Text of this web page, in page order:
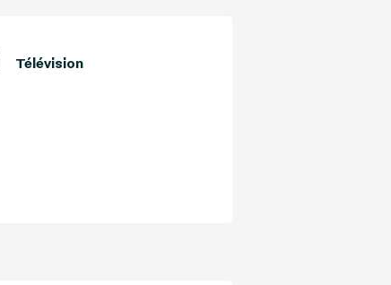
Télévision